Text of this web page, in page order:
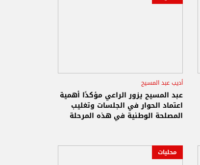
أديب عبد المسيح
البطريرك مار بشارة بطرس الراعي
عبد المسيح يزور الراعي مؤكدًا أهمية
اعتماد الحوار في الجلسات وتغليب
المصلحة الوطنية في هذه المرحلة
محليات